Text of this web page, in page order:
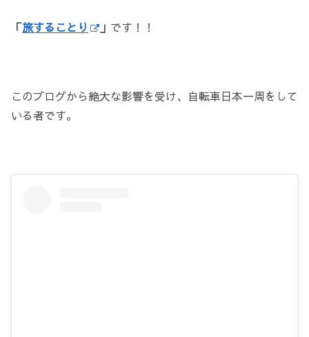
「旅することり 」 です！！
このブログから絶大な影響を受け、自転車日本一周をして
いる者です。